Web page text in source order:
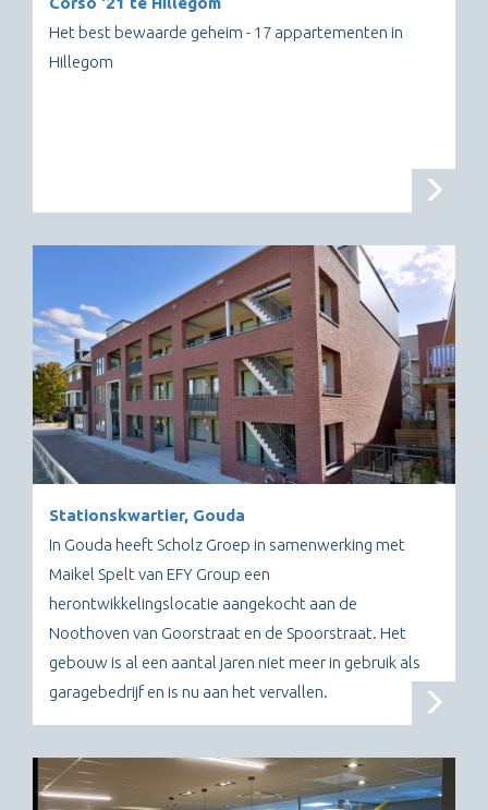
Het best bewaarde geheim - 17 appartementen in
Hillegom
Stationskwartier, Gouda
In Gouda heeft Scholz Groep in samenwerking met
Maikel Spelt van EFY Group een
herontwikkelingslocatie aangekocht aan de
Noothoven van Goorstraat en de Spoorstraat. Het
gebouw is al een aantal jaren niet meer in gebruik als
garagebedrijf en is nu aan het vervallen.